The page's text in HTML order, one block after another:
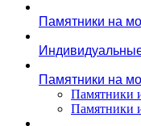
Памятники на
Памятники на
Памятники
Памятники